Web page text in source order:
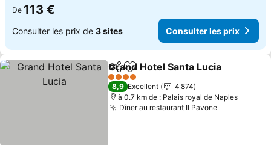
De 113 €
Consulter les prix de 3 sites Consulter les prix
PartagerAjouter à mes favoris
Grand Hotel Santa Lucia
4 Étoiles
8,9 Excellent
4 874
à 0.7 km de : Palais royal de Naples
Dîner au restaurant Il PavoneConsulter